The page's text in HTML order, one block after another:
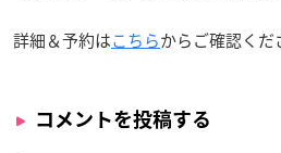
詳細＆予約はこちらからご確認くだ
コメントを投稿する